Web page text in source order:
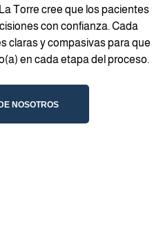
Torre cree que los pacientes
con confianza. Cada
claras y compasivas para que
en cada etapa del proceso.
NOSOTROS